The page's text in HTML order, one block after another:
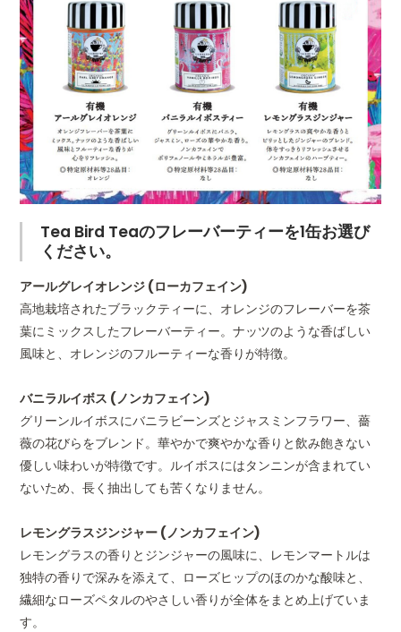
Tea Bird Teaのフレーバーティーを1缶お選び
ください。
アールグレイオレンジ (ローカフェイン)
高地栽培されたブラックティーに、オレンジのフレーバーを茶
葉にミックスしたフレーバーティー。ナッツのような香ばしい
風味と、オレンジのフルーティーな香りが特徴。
バニラルイボス (ノンカフェイン)
グリーンルイボスにバニラビーンズとジャスミンフラワー、薔
薇の花びらをブレンド。華やかで爽やかな香りと飲み飽きない
優しい味わいが特徴です。ルイボスにはタンニンが含まれてい
ないため、長く抽出しても苦くなりません。
レモングラスジンジャー (ノンカフェイン)
レモングラスの香りとジンジャーの風味に、レモンマートルは
独特の香りで深みを添えて、ローズヒップのほのかな酸味と、
繊細なローズペタルのやさしい香りが全体をまとめ上げていま
す。
JANコード 商品ページでご確認お願い